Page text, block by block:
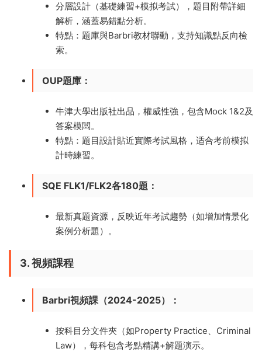
分層設計（基礎練習+模拟考試），題目附帶詳細
解析，涵蓋易錯點分析。
特點：題庫與Barbri教材聯動，支持知識點反向檢
索。
OUP題庫 ：
牛津大學出版社出品，權威性強，包含Mock 1&2及
答案模闆。
特點：題目設計貼近實際考試風格，适合考前模拟
計時練習。
SQE FLK1/FLK2各180題 ：
最新真題資源，反映近年考試趨勢（如增加情景化
案例分析題）。
3. 視頻課程
Barbri視頻課（2024-2025） ：
按科目分文件夾（如Property Practice、Criminal
Law），每科包含考點精講+解題演示。